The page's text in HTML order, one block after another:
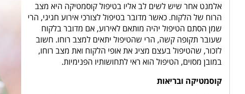
אלמנט אחר שיש לשים לב אליו בטיפול קוסמטיקה היא מצב
הרוח של הלקוח. כאשר מדובר בטיפול לצורכי אירוע חגיגי, הרי
שמן הסתם הטיפול יהיה מותאם לאירוע, אם מדובר בלקוח
שעובר תקופה קשה, הרי שהטיפול יתאים למצב רוחו. חשוב
לזכור, שהטיפול בעצם מציג את אופי הלקוח ואת מצב רוחו,
במובן מסוים, הטיפול הוא ראי לתחושותיו הפנימיות.
קוסמטיקה ובריאות